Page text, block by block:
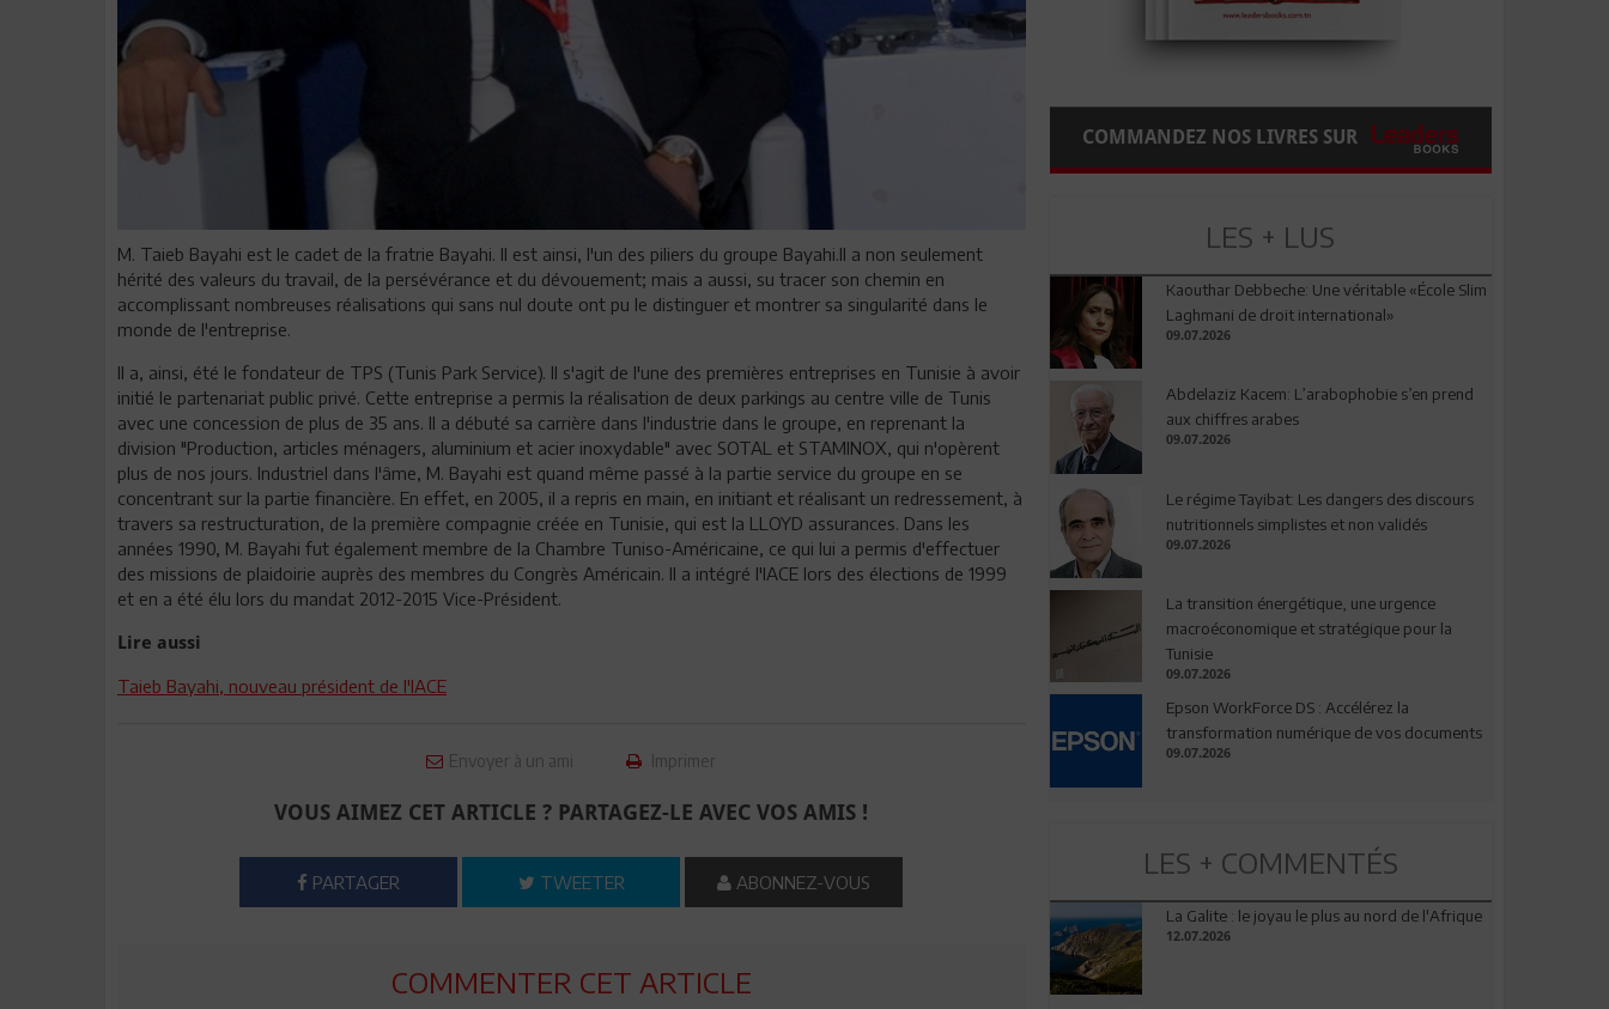
M. Taieb Bayahi est le cadet de la fratrie Bayahi. Il est ainsi, l'un des piliers du groupe Bayahi.Il a non seulement
hérité des valeurs du travail, de la persévérance et du dévouement; mais a aussi, su tracer son chemin en
accomplissant nombreuses réalisations qui sans nul doute ont pu le distinguer et montrer sa singularité dans le
monde de l'entreprise.
Il a, ainsi, été le fondateur de TPS (Tunis Park Service). Il s'agit de l'une des premières entreprises en Tunisie à avoir
initié le partenariat public privé. Cette entreprise a permis la réalisation de deux parkings au centre ville de Tunis
avec une concession de plus de 35 ans. Il a débuté sa carrière dans l'industrie dans le groupe, en reprenant la
division "Production, articles ménagers, aluminium et acier inoxydable" avec SOTAL et STAMINOX, qui n'opèrent
plus de nos jours. Industriel dans l'âme, M. Bayahi est quand même passé à la partie service du groupe en se
concentrant sur la partie financière. En effet, en 2005, il a repris en main, en initiant et réalisant un redressement, à
travers sa restructuration, de la première compagnie créée en Tunisie, qui est la LLOYD assurances. Dans les
années 1990, M. Bayahi fut également membre de la Chambre Tuniso-Américaine, ce qui lui a permis d'effectuer
des missions de plaidoirie auprès des membres du Congrès Américain. Il a intégré l'IACE lors des élections de 1999
et en a été élu lors du mandat 2012-2015 Vice-Président.
Lire aussi
Taieb Bayahi, nouveau président de l'IACE
Envoyer à un ami Imprimer
VOUS AIMEZ CET ARTICLE ? PARTAGEZ-LE AVEC VOS AMIS !
PARTAGER TWEETER ABONNEZ-VOUS
COMMENTER CET ARTICLE
COMMANDEZ NOS LIVRES SUR
LES + LUS
Kaouthar Debbeche: Une véritable «École Slim
Laghmani de droit international»
09.07.2026
Abdelaziz Kacem: L’arabophobie s’en prend
aux chiffres arabes
09.07.2026
Le régime Tayibat: Les dangers des discours
nutritionnels simplistes et non validés
09.07.2026
La transition énergétique, une urgence
macroéconomique et stratégique pour la
Tunisie
09.07.2026
Epson WorkForce DS : Accélérez la
transformation numérique de vos documents
09.07.2026
LES + COMMENTÉS
La Galite : le joyau le plus au nord de l'Afrique
12.07.2026